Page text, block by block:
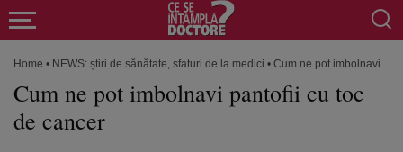
Home • NEWS: știri de sănătate, sfaturi de la medici • Cum ne pot imbolnavi
Cum ne pot imbolnavi pantofii cu toc
de cancer